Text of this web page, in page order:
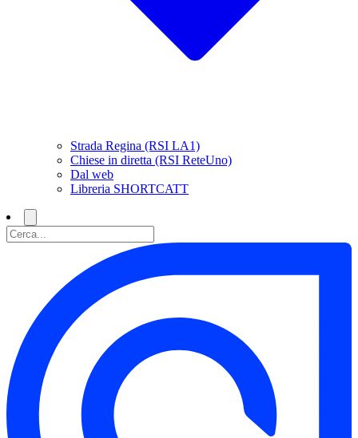
Strada Regina (RSI LA1)
Chiese in diretta (RSI ReteUno)
Dal web
Libreria SHORTCATT